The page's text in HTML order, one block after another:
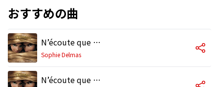
おすすめの曲
N’écoute que moi (De "Raiponce"/Bande Originale Française du Film)
Sophie Delmas
N’écoute que moi (Reprise)